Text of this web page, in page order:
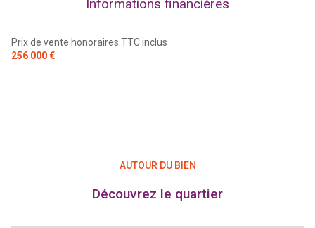
Informations financières
Prix de vente honoraires TTC inclus
256 000 €
AUTOUR DU BIEN
Découvrez le quartier